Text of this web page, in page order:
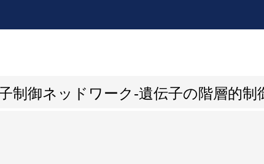
制御ネッドワーク-遺伝子の階層的制